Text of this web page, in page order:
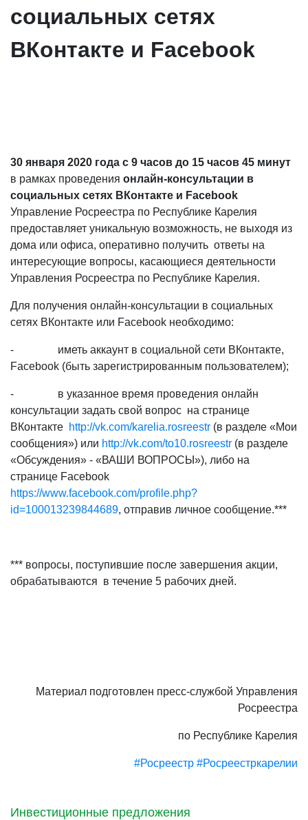
Инвестиционные предложения
социальных сетях
ВКонтакте и Facebook
30 января 2020 года с 9 часов до 15 часов 45 минут
в рамках проведения онлайн-консультации в
социальных сетях ВКонтакте и Facebook
Управление Росреестра по Республике Карелия
предоставляет уникальную возможность, не выходя из
дома или офиса, оперативно получить ответы на
интересующие вопросы, касающиеся деятельности
Управления Росреестра по Республике Карелия.
Для получения онлайн-консультации в социальных
сетях ВКонтакте или Facebook необходимо:
- иметь аккаунт в социальной сети ВКонтакте,
Facebook (быть зарегистрированным пользователем);
- в указанное время проведения онлайн
консультации задать свой вопрос на странице
ВКонтакте http://vk.com/karelia.rosreestr (в разделе «Мои
сообщения») или http://vk.com/to10.rosreestr (в разделе
«Обсуждения» - «ВАШИ ВОПРОСЫ»), либо на
странице Facebook
https://www.facebook.com/profile.php?
id=100013239844689, отправив личное сообщение.***
*** вопросы, поступившие после завершения акции,
обрабатываются в течение 5 рабочих дней.
Материал подготовлен пресс-службой Управления
Росреестра
по Республике Карелия
#Росреестр #Росреестркарелии